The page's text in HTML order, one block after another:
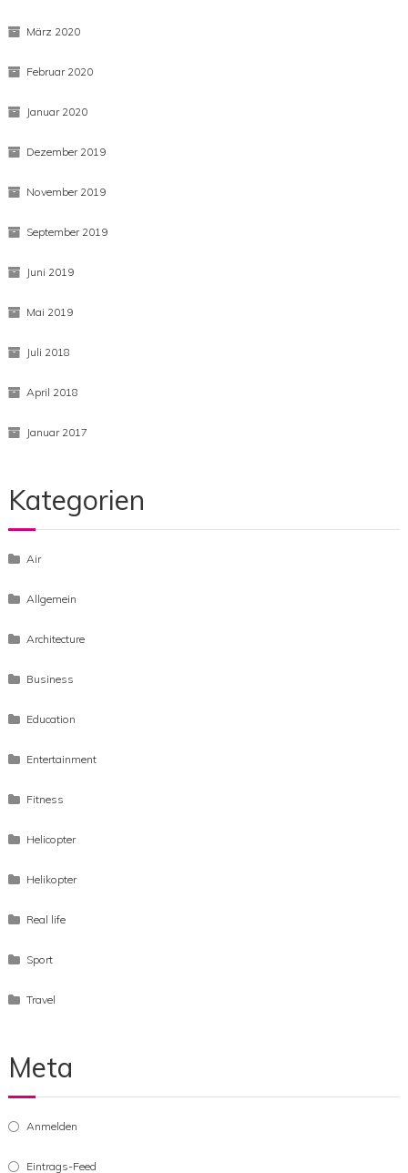
März 2020
Februar 2020
Januar 2020
Dezember 2019
November 2019
September 2019
Juni 2019
Mai 2019
Juli 2018
April 2018
Januar 2017
Kategorien
Air
Allgemein
Architecture
Business
Education
Entertainment
Fitness
Helicopter
Helikopter
Real life
Sport
Travel
Meta
Anmelden
Eintrags-Feed